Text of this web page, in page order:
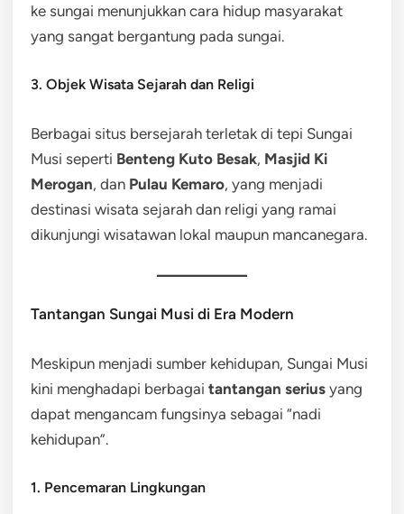
ke sungai menunjukkan cara hidup masyarakat
yang sangat bergantung pada sungai.
3. Objek Wisata Sejarah dan Religi
Berbagai situs bersejarah terletak di tepi Sungai
Musi seperti Benteng Kuto Besak, Masjid Ki
Merogan, dan Pulau Kemaro, yang menjadi
destinasi wisata sejarah dan religi yang ramai
dikunjungi wisatawan lokal maupun mancanegara.
Tantangan Sungai Musi di Era Modern
Meskipun menjadi sumber kehidupan, Sungai Musi
kini menghadapi berbagai tantangan serius yang
dapat mengancam fungsinya sebagai “nadi
kehidupan”.
1. Pencemaran Lingkungan